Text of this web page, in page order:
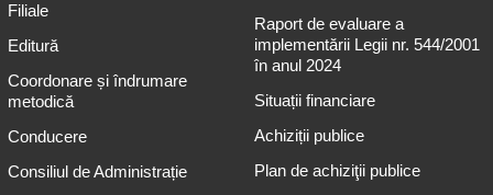
Filiale
Editură
Coordonare și îndrumare
metodică
Conducere
Consiliul de Administrație
Raport de evaluare a
implementării Legii nr. 544/2001
în anul 2024
Situații financiare
Achiziții publice
Plan de achiziţii publice